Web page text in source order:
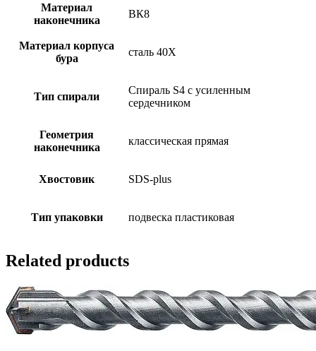
Материал
наконечника
ВК8
Материал корпуса
бура
сталь 40Х
Тип спирали
Спираль S4 с усиленным
сердечником
Геометрия
наконечника
классическая прямая
Хвостовик SDS-plus
Тип упаковки подвеска пластиковая
Related products